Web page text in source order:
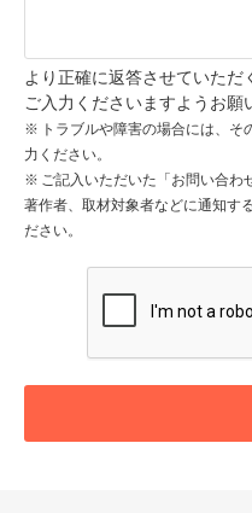
より正確に返答させていただ
ご入力くださいますようお願
トラブルや障害の場合には、
力ください。
ご記入いただいた「お問い合わ
著作者、取材対象者などに通知す
ださい。